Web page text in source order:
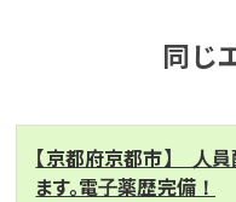
同じ
【京都府京都市】 人
ます。電子薬歴完備！